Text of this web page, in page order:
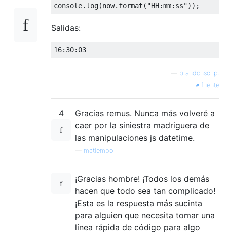
console. log(now. format ( "HH:mm:ss"));
Salidas:
16: 30: 03
brandonscript
fuente
4
Gracias remus. Nunca más volveré a
caer por la siniestra madriguera de
las manipulaciones js datetime.
matlembo
¡Gracias hombre! ¡Todos los demás
hacen que todo sea tan complicado!
¡Esta es la respuesta más sucinta
para alguien que necesita tomar una
línea rápida de código para algo